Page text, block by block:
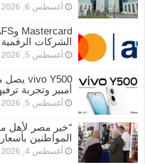
أغسطس 6, 2026
الشركات
أغسطس 5, 2026
أمبير وتجربة
أغسطس 5, 2026
“خير مصر لأهل
المواطنين
أغسطس 4, 2026